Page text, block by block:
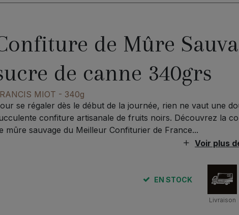
de Mûre
de canne 340grs
MIOT - 340g
se régaler dès le début de la journée, rien ne vaut une
confiture artisanale de fruits noirs. Découvrez la
mûre sauvage du Meilleur Confiturier de France...
Voir plus
EN STOCK
Livraison